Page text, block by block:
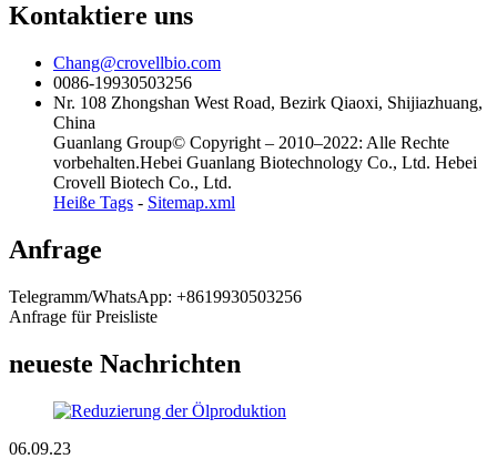
Kontaktiere uns
Chang@crovellbio.com
0086-19930503256
Nr. 108 Zhongshan West Road, Bezirk Qiaoxi, Shijiazhuang,
China
Guanlang Group© Copyright – 2010–2022: Alle Rechte
vorbehalten.Hebei Guanlang Biotechnology Co., Ltd. Hebei
Crovell Biotech Co., Ltd.
Heiße Tags - Sitemap.xml
Anfrage
Telegramm/WhatsApp: +8619930503256
Anfrage für Preisliste
neueste Nachrichten
06.09.23